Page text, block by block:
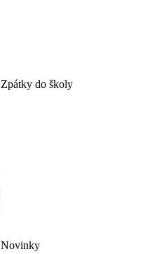
Zpátky do školy
Novinky